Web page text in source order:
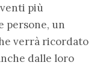
più
persone, un
verrà ricordato
dalle loro